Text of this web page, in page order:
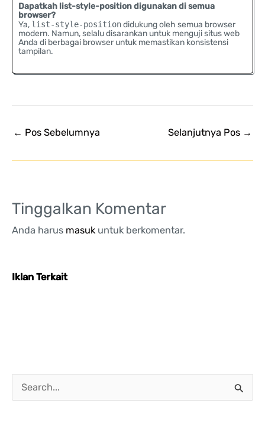
Dapatkah list-style-position digunakan di semua
browser?
Ya, list-style-positiondidukung oleh semua browser
modern. Namun, selalu disarankan untuk menguji situs web
Anda di berbagai browser untuk memastikan konsistensi
tampilan.
← Pos Sebelumnya Selanjutnya Pos →
Tinggalkan Komentar
Anda harus masukuntuk berkomentar.
Iklan Terkait
a